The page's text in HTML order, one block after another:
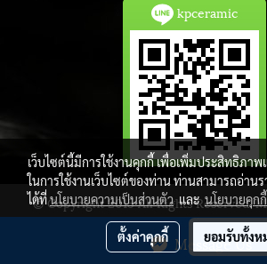
Message Us
kpceramic
© Copyright 2015 All Rights Reserved.
ผู้เข้าชมวันนี้
เว็บไซต์นี้มีการใช้งานคุกกี้ เพื่อเพิ่มประสิทธิภา
ในการใช้งานเว็บไซต์ของท่าน ท่านสามารถอ่าน
ได้ที่นโยบายความเป็นส่วนตัวและนโยบายคุกกี้
ตั้งค่าคุกกี้ ยอมรับทั้งห